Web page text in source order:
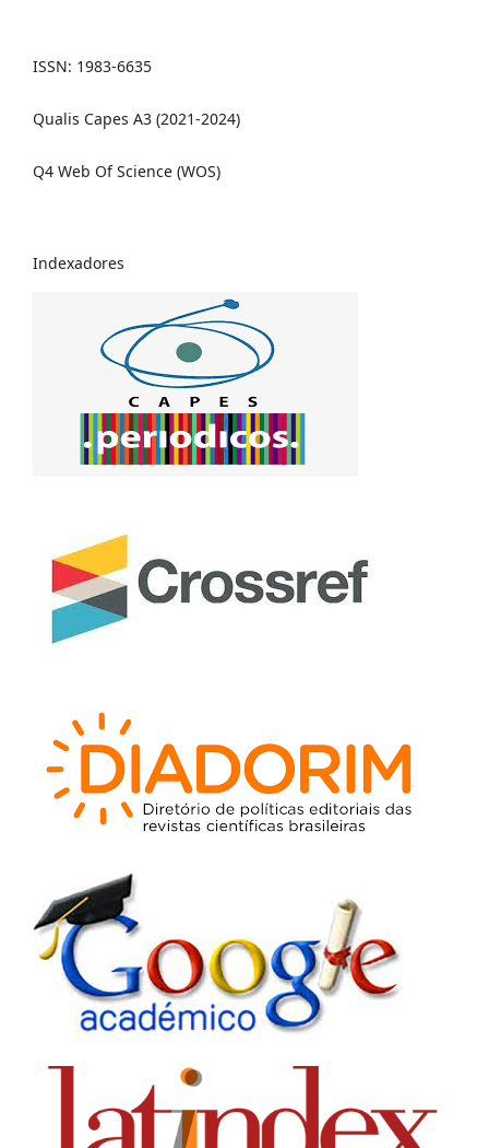
ISSN: 1983-6635
Qualis Capes A3 (2021-2024)
Q4 Web Of Science (WOS)
Indexadores